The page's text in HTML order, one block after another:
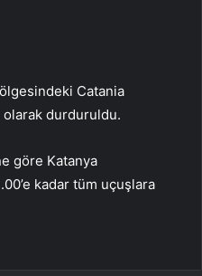
Catania
olarak durduruldu.
göre Katanya
kadar tüm uçuşlara